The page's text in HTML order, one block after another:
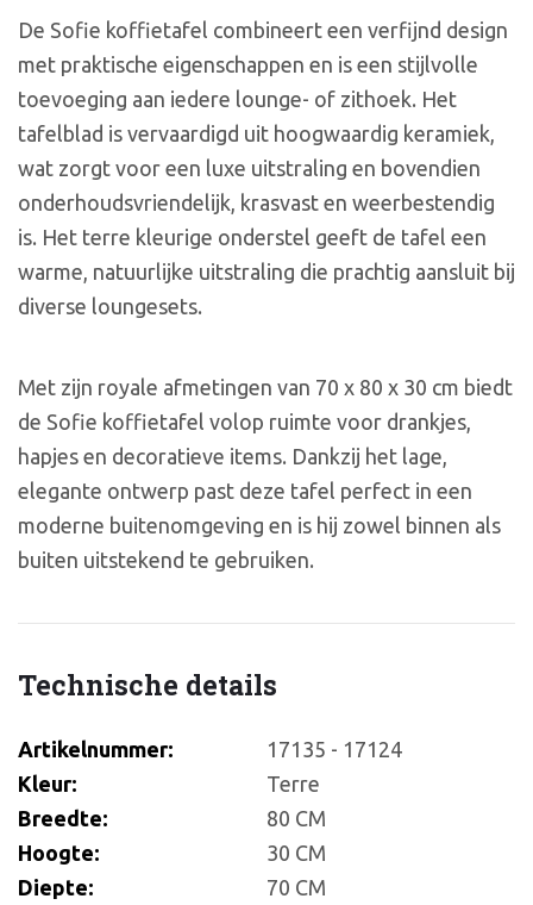
De Sofie koffietafel combineert een verfijnd design
met praktische eigenschappen en is een stijlvolle
toevoeging aan iedere lounge- of zithoek. Het
tafelblad is vervaardigd uit hoogwaardig keramiek,
wat zorgt voor een luxe uitstraling en bovendien
onderhoudsvriendelijk, krasvast en weerbestendig
is. Het terre kleurige onderstel geeft de tafel een
warme, natuurlijke uitstraling die prachtig aansluit bij
diverse loungesets.
Met zijn royale afmetingen van 70 x 80 x 30 cm biedt
de Sofie koffietafel volop ruimte voor drankjes,
hapjes en decoratieve items. Dankzij het lage,
elegante ontwerp past deze tafel perfect in een
moderne buitenomgeving en is hij zowel binnen als
buiten uitstekend te gebruiken.
Technische details
Artikelnummer:
17135 - 17124
Kleur:
Terre
Breedte:
80 CM
Hoogte:
30 CM
Diepte:
70 CM